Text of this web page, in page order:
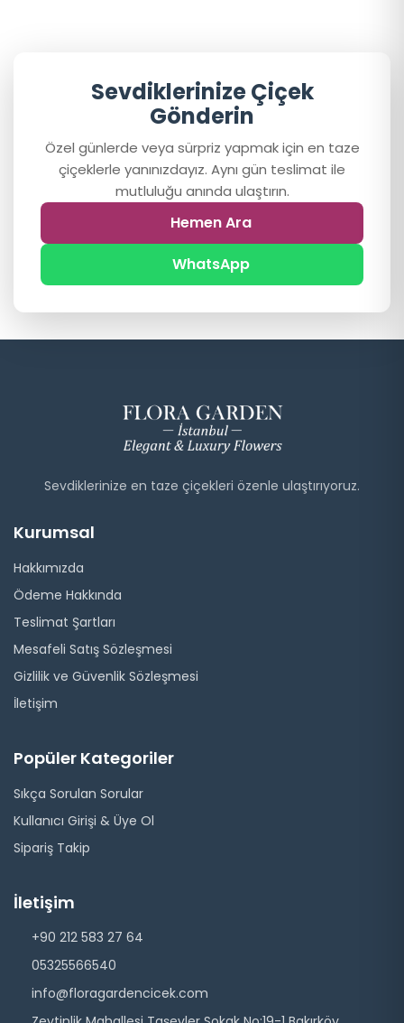
Sevdiklerinize Çiçek
Gönderin
Özel günlerde veya sürpriz yapmak için en taze
çiçeklerle yanınızdayız. Aynı gün teslimat ile
mutluluğu anında ulaştırın.
Hemen Ara
WhatsApp
Sevdiklerinize en taze çiçekleri özenle ulaştırıyoruz.
Kurumsal
Hakkımızda
Ödeme Hakkında
Teslimat Şartları
Mesafeli Satış Sözleşmesi
Gizlilik ve Güvenlik Sözleşmesi
İletişim
Popüler Kategoriler
Sıkça Sorulan Sorular
Kullanıcı Girişi & Üye Ol
Sipariş Takip
İletişim
+90 212 583 27 64
05325566540
info@floragardencicek.com